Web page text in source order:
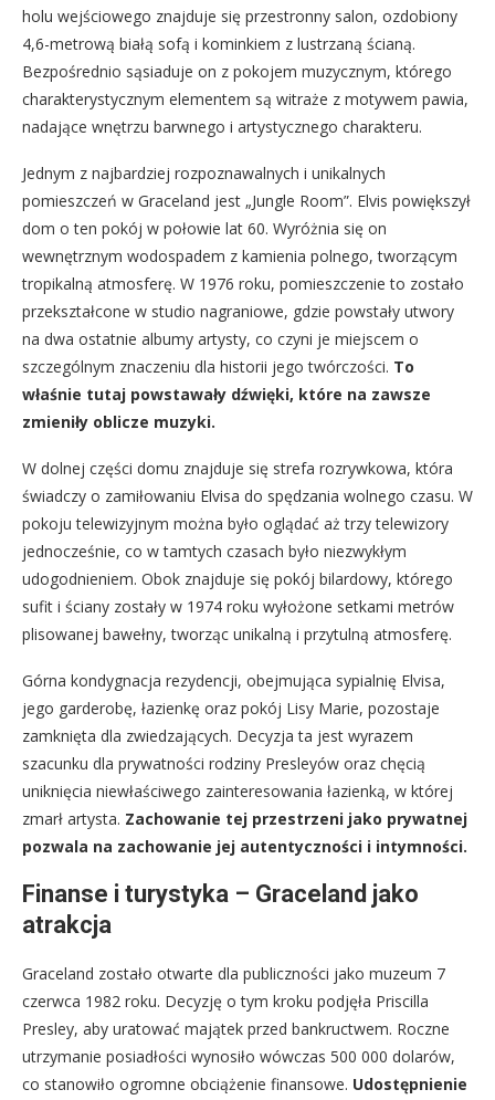
holu wejściowego znajduje się przestronny salon, ozdobiony
4,6-metrową białą sofą i kominkiem z lustrzaną ścianą.
Bezpośrednio sąsiaduje on z pokojem muzycznym, którego
charakterystycznym elementem są witraże z motywem pawia,
nadające wnętrzu barwnego i artystycznego charakteru.
Jednym z najbardziej rozpoznawalnych i unikalnych
pomieszczeń w Graceland jest „Jungle Room”. Elvis powiększył
dom o ten pokój w połowie lat 60. Wyróżnia się on
wewnętrznym wodospadem z kamienia polnego, tworzącym
tropikalną atmosferę. W 1976 roku, pomieszczenie to zostało
przekształcone w studio nagraniowe, gdzie powstały utwory
na dwa ostatnie albumy artysty, co czyni je miejscem o
szczególnym znaczeniu dla historii jego twórczości. To
właśnie tutaj powstawały dźwięki, które na zawsze
zmieniły oblicze muzyki.
W dolnej części domu znajduje się strefa rozrywkowa, która
świadczy o zamiłowaniu Elvisa do spędzania wolnego czasu. W
pokoju telewizyjnym można było oglądać aż trzy telewizory
jednocześnie, co w tamtych czasach było niezwykłym
udogodnieniem. Obok znajduje się pokój bilardowy, którego
sufit i ściany zostały w 1974 roku wyłożone setkami metrów
plisowanej bawełny, tworząc unikalną i przytulną atmosferę.
Górna kondygnacja rezydencji, obejmująca sypialnię Elvisa,
jego garderobę, łazienkę oraz pokój Lisy Marie, pozostaje
zamknięta dla zwiedzających. Decyzja ta jest wyrazem
szacunku dla prywatności rodziny Presleyów oraz chęcią
uniknięcia niewłaściwego zainteresowania łazienką, w której
zmarł artysta. Zachowanie tej przestrzeni jako prywatnej
pozwala na zachowanie jej autentyczności i intymności.
Finanse i turystyka – Graceland jako
atrakcja
Graceland zostało otwarte dla publiczności jako muzeum 7
czerwca 1982 roku. Decyzję o tym kroku podjęła Priscilla
Presley, aby uratować majątek przed bankructwem. Roczne
utrzymanie posiadłości wynosiło wówczas 500 000 dolarów,
co stanowiło ogromne obciążenie finansowe. Udostępnienie